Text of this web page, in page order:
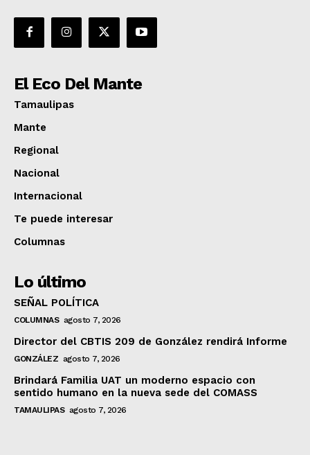
El Eco Del Mante
Tamaulipas
Mante
Regional
Nacional
Internacional
Te puede interesar
Columnas
Lo último
SEÑAL POLÍTICA
COLUMNAS agosto 7, 2026
Director del CBTIS 209 de González rendirá Informe
GONZÁLEZ agosto 7, 2026
Brindará Familia UAT un moderno espacio con
sentido humano en la nueva sede del COMASS
TAMAULIPAS agosto 7, 2026